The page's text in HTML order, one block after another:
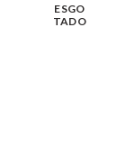
ESGO
TADO